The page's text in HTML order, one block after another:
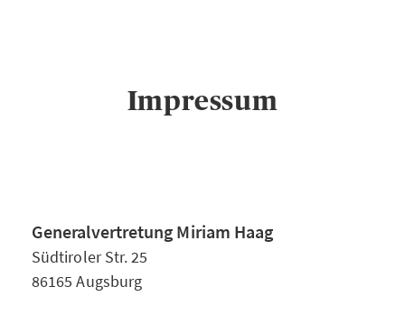
Impressum
Generalvertretung Miriam Haag
Südtiroler Str. 25
86165 Augsburg